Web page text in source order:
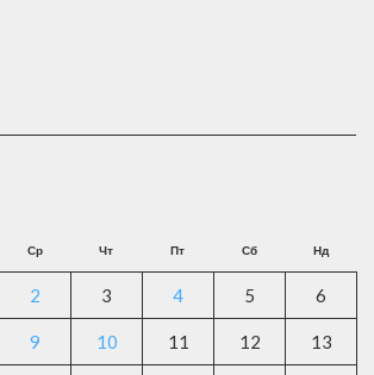
Ср Чт Пт Сб Нд
2 3 4 5 6
9 10 11 12 13